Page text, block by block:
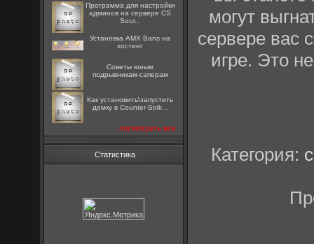
Программа для настройки
админов на сервере CS
Sour...
Установка AMX Bans на
хостинг
Советы юным
подрывникам-саперам
Как установить\запустить
демку в Counter-Strik...
посмотреть все
Статистика
могут
сервере вас
игре. Это
Категория: